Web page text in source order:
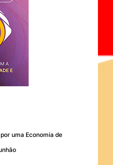
uma Economia de